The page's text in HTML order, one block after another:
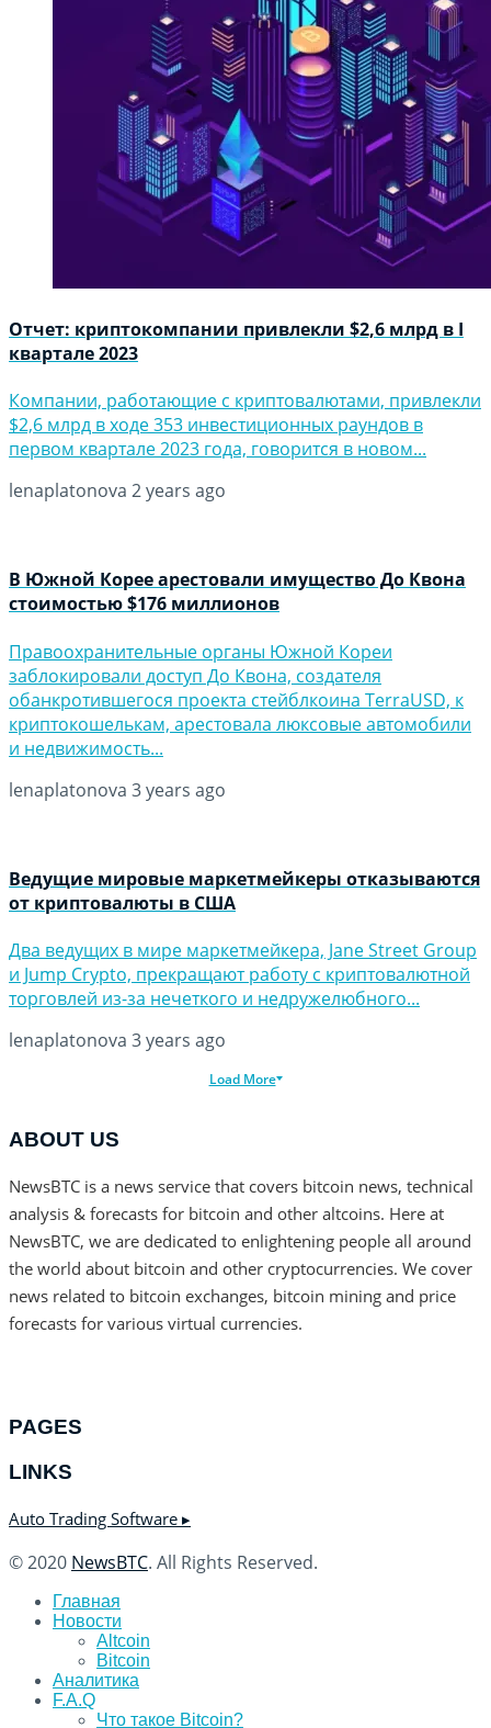
Отчет: криптокомпании привлекли $2,6 млрд в I
квартале 2023
Компании, работающие с криптовалютами, привлекли
$2,6 млрд в ходе 353 инвестиционных раундов в
первом квартале 2023 года, говорится в новом...
lenaplatonova 2 years ago
В Южной Корее арестовали имущество До Квона
стоимостью $176 миллионов
Правоохранительные органы Южной Кореи
заблокировали доступ До Квона, создателя
обанкротившегося проекта стейблкоина TerraUSD, к
криптокошелькам, арестовала люксовые автомобили
и недвижимость...
lenaplatonova 3 years ago
Ведущие мировые маркетмейкеры отказываются
от криптовалюты в США
Два ведущих в мире маркетмейкера, Jane Street Group
и Jump Crypto, прекращают работу с криптовалютной
торговлей из-за нечеткого и недружелюбного...
lenaplatonova 3 years ago
Load More
ABOUT US
NewsBTC is a news service that covers bitcoin news, technical
analysis & forecasts for bitcoin and other altcoins. Here at
NewsBTC, we are dedicated to enlightening people all around
the world about bitcoin and other cryptocurrencies. We cover
news related to bitcoin exchanges, bitcoin mining and price
forecasts for various virtual currencies.
PAGES
LINKS
Auto Trading Software ▸
© 2020 NewsBTC. All Rights Reserved.
Главная
Новости
Altcoin
Bitcoin
Аналитика
F.A.Q
Что такое Bitcoin?